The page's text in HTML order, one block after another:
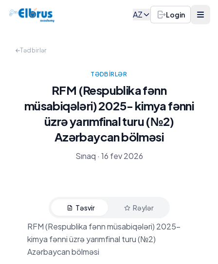
AZ Login
Tədbirlər
TƏDBIRLƏR
RFM (Respublika fənn
müsabiqələri) 2025- kimya fənni
üzrə yarımfinal turu (№2)
Azərbaycan bölməsi
Sınaq · 16 fev 2026
Təsvir Rəylər
Tədbir haqqında
RFM (Respublika fənn müsabiqələri) 2025-
kimya fənni üzrə yarımfinal turu (№2)
Azərbaycan bölməsi